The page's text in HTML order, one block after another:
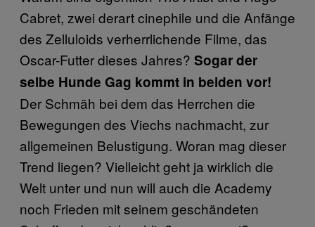
Cabret, zwei derart cinephile und die Anfänge
des Zelluloids verherrlichende Filme, das
Oscar-Futter dieses Jahres? Sogar der
selbe Hunde Gag kommt in beiden vor!
Der Schmäh bei dem das Herrchen die
Bewegungen des Viechs nachmacht, zur
allgemeinen Belustigung. Woran mag dieser
Trend liegen? Vielleicht geht ja wirklich die
Welt unter und nun will auch die Academy
noch Frieden mit seinem geschändeten